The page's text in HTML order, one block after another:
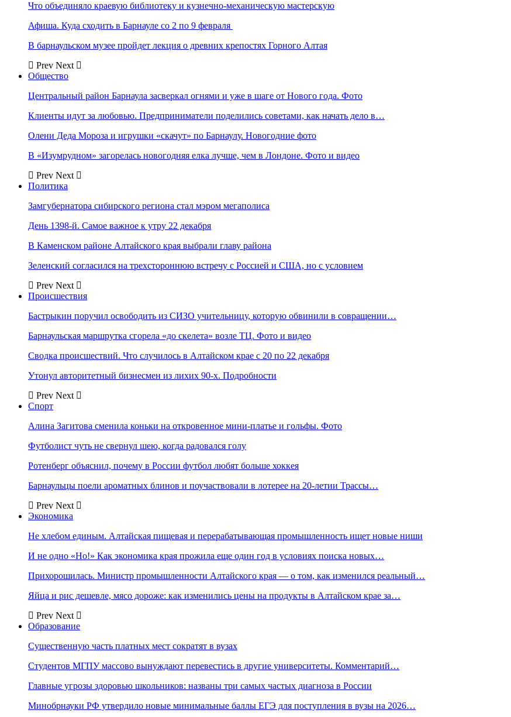
Что объединяло краевую библиотеку и кузнечно-механическую мастерскую
Афиша. Куда сходить в Барнауле со 2 по 9 февраля
В барнаульском музее пройдет лекция о древних крепостях Горного Алтая
Prev Next
Общество
Центральный район Барнаула засверкал огнями и уже в шаге от Нового года. Фото
Клиенты идут за любовью. Предприниматели поделились советами, как начать дело в…
Олени Деда Мороза и игрушки «скачут» по Барнаулу. Новогодние фото
В «Изумрудном» загорелась новогодняя елка лучше, чем в Лондоне. Фото и видео
Prev Next
Политика
Замгубернатора сибирского региона стал мэром мегаполиса
День 1398-й. Самое важное к утру 22 декабря
В Каменском районе Алтайского края выбрали главу района
Зеленский согласился на трехстороннюю встречу с Россией и США, но с условием
Prev Next
Происшествия
Бастрыкин поручил освободить из СИЗО учительницу, которую обвинили в совращении…
Барнаульская маршрутка сгорела «до скелета» возле ТЦ. Фото и видео
Сводка происшествий. Что случилось в Алтайском крае с 20 по 22 декабря
Утонул авторитетный бизнесмен из лихих 90-х. Подробности
Prev Next
Спорт
Алина Загитова сменила коньки на откровенное мини-платье и гольфы. Фото
Футболист чуть не свернул шею, когда радовался голу
Ротенберг объяснил, почему в России футбол любят больше хоккея
Барнаульцы поели ароматных блинов и поучаствовали в лотерее на 20-летии Трассы…
Prev Next
Экономика
Не хлебом единым. Алтайская пищевая и перерабатывающая промышленность ищет новые ниши
И не одно «Но!» Как экономика края прожила еще один год в условиях поиска новых…
Прихорошилась. Министр промышленности Алтайского края — о том, как изменился реальный…
Яйца и рис дешевле, мясо дороже: как изменились цены на продукты в Алтайском крае за…
Prev Next
Образование
Существенную часть платных мест сократят в вузах
Студентов МГПУ массово вынуждают перевестись в другие университеты. Комментарий…
Главные угрозы здоровью школьников: названы три самых частых диагноза в России
Минобрнауки РФ утвердило новые минимальные баллы ЕГЭ для поступления в вузы на 2026…